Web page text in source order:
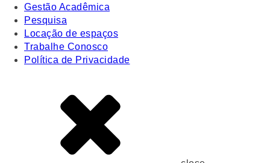
Gestão Acadêmica
Pesquisa
Locação de espaços
Trabalhe Conosco
Política de Privacidade